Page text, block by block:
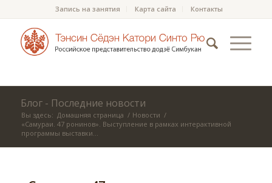
Запись на занятия Карта сайта Контакты
Блог - Последние новости
Вы здесь: Домашняя страница / Новости /
«Самураи. 47 ронинов». Выступление в рамках интерактивной
программы выставки...